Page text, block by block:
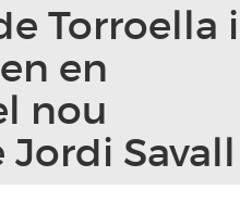
Torroella i
en
nou
Savall